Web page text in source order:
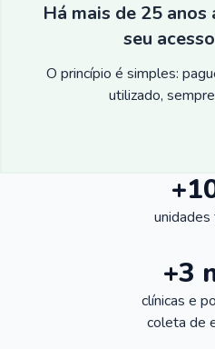
Há mais de 25
seu
O princípio é simples:
utilizado,
unidades
+3
clínicas e
coleta de